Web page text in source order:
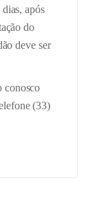
após
do
deve ser
conosco
(33)